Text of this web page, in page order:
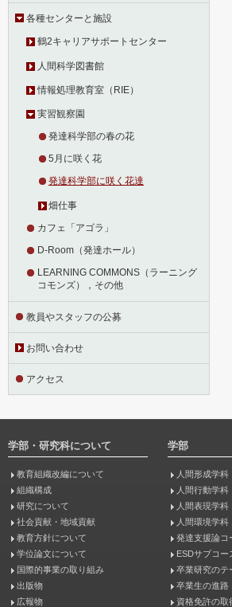
各種センターと施設
鶴2キャリアサポートセンター
人間科学図書館
情報処理教育室（RIE）
実習観察園
発達科学部の春の花
5月に咲く花
発達科学部に咲く花達
畑仕事
カフェ「アゴラ」
D-Room（発達ホール）
LEARNING COMMONS（ラーニング
コモンズ），その他
教員やスタッフの公募
お問い合わせ
アクセス
学部・研究科について
教育組織改編について
組織構成
研究について
社会貢献・地域貢献
教育方針について
学位論文について
国際的事業の取り組み
出版物
広報物
学部
人間形成学科
人間行動学科
人間表現学科
人間環境学科
発達支援論コ
ESDサブコー
卒業研究のテ
卒業生の進路
資格免許の取